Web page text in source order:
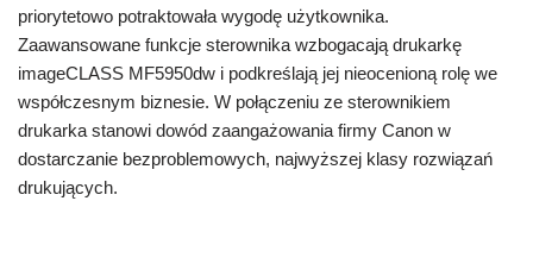
priorytetowo potraktowała wygodę użytkownika.
Zaawansowane funkcje sterownika wzbogacają drukarkę
imageCLASS MF5950dw i podkreślają jej nieocenioną rolę we
współczesnym biznesie. W połączeniu ze sterownikiem
drukarka stanowi dowód zaangażowania firmy Canon w
dostarczanie bezproblemowych, najwyższej klasy rozwiązań
drukujących.